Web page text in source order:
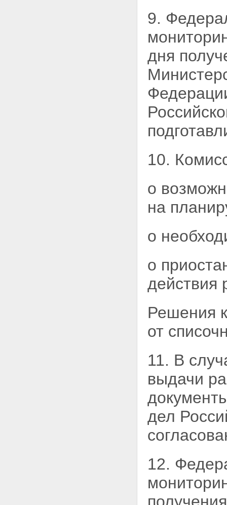
9.
дня
10.
о
на
о
о
действия
Решения
от
11. В
выдачи
дел
12.